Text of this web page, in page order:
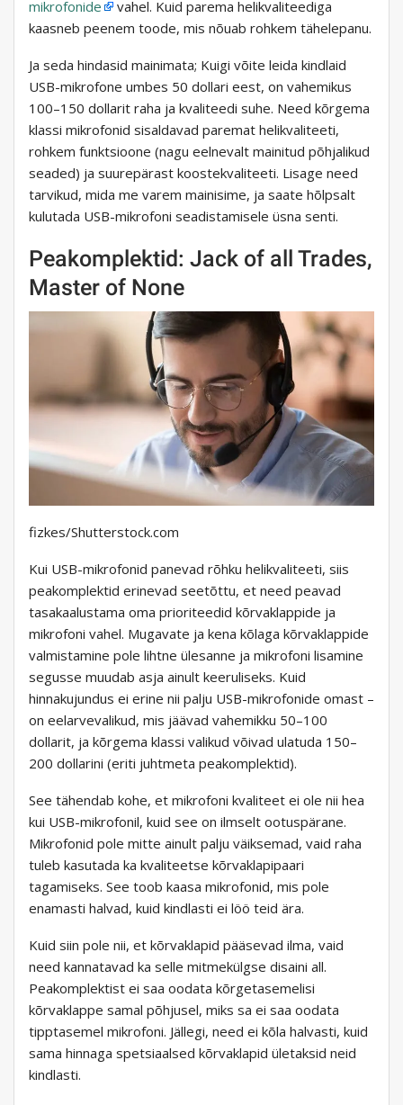
mikrofonide
vahel. Kuid parema helikvaliteediga
kaasneb peenem toode, mis nõuab rohkem tähelepanu.
Ja seda hindasid mainimata; Kuigi võite leida kindlaid
USB-mikrofone umbes 50 dollari eest, on vahemikus
100–150 dollarit raha ja kvaliteedi suhe. Need kõrgema
klassi mikrofonid sisaldavad paremat helikvaliteeti,
rohkem funktsioone (nagu eelnevalt mainitud põhjalikud
seaded) ja suurepärast koostekvaliteeti. Lisage need
tarvikud, mida me varem mainisime, ja saate hõlpsalt
kulutada USB-mikrofoni seadistamisele üsna senti.
Peakomplektid: Jack of all Trades,
Master of None
fizkes/Shutterstock.com
Kui USB-mikrofonid panevad rõhku helikvaliteeti, siis
peakomplektid erinevad seetõttu, et need peavad
tasakaalustama oma prioriteedid kõrvaklappide ja
mikrofoni vahel. Mugavate ja kena kõlaga kõrvaklappide
valmistamine pole lihtne ülesanne ja mikrofoni lisamine
segusse muudab asja ainult keeruliseks. Kuid
hinnakujundus ei erine nii palju USB-mikrofonide omast –
on eelarvevalikud, mis jäävad vahemikku 50–100
dollarit, ja kõrgema klassi valikud võivad ulatuda 150–
200 dollarini (eriti juhtmeta peakomplektid).
See tähendab kohe, et mikrofoni kvaliteet ei ole nii hea
kui USB-mikrofonil, kuid see on ilmselt ootuspärane.
Mikrofonid pole mitte ainult palju väiksemad, vaid raha
tuleb kasutada ka kvaliteetse kõrvaklapipaari
tagamiseks. See toob kaasa mikrofonid, mis pole
enamasti halvad, kuid kindlasti ei löö teid ära.
Kuid siin pole nii, et kõrvaklapid pääsevad ilma, vaid
need kannatavad ka selle mitmekülgse disaini all.
Peakomplektist ei saa oodata kõrgetasemelisi
kõrvaklappe samal põhjusel, miks sa ei saa oodata
tipptasemel mikrofoni. Jällegi, need ei kõla halvasti, kuid
sama hinnaga spetsiaalsed kõrvaklapid ületaksid neid
kindlasti.